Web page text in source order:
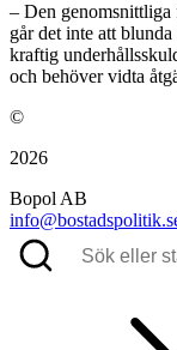
– Den genomsnittliga
går det inte att
kraftig
och behöver vidta
©
2026
Bopol AB